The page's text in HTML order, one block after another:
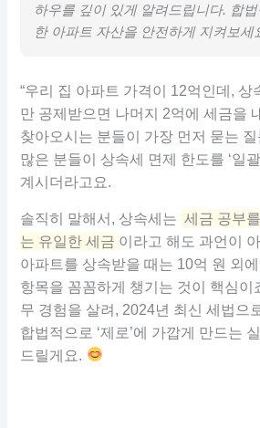
하우를 깊이 있게 알려드립니다. 합
한 아파트 자산을 안전하게 지켜보세
“우리 집 아파트 가격이 12억인데, 상
만 공제받으면 나머지 2억에 세금을
찾아오시는 분들이 가장 먼저 묻는
많은 분들이 상속세 면제 한도를 ‘일
계시더라고요.
솔직히 말해서, 상속세는 세금 공부
는 유일한 세금 이라고 해도 과언이
아파트를 상속받을 때는 10억 원 외
항목을 꼼꼼하게 챙기는 것이 핵심이
무 경험을 살려, 2024년 최신 세법으
합법적으로 ‘제로’에 가깝게 만드는
드릴게요.